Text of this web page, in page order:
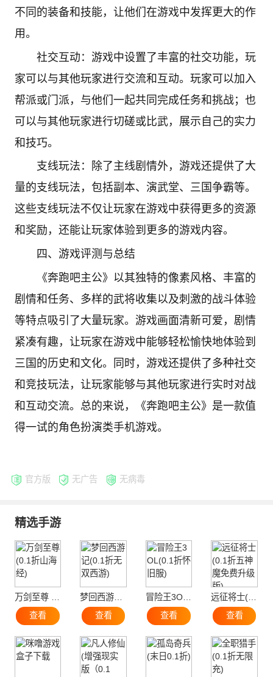
不同的装备和技能，让他们在游戏中发挥更大的作
用。
社交互动：游戏中设置了丰富的社交功能，玩
家可以与其他玩家进行交流和互动。玩家可以加入
帮派或门派，与他们一起共同完成任务和挑战；也
可以与其他玩家进行切磋或比武，展示自己的实力
和技巧。
支线玩法：除了主线剧情外，游戏还提供了大
量的支线玩法，包括副本、演武堂、三国争霸等。
这些支线玩法不仅让玩家在游戏中获得更多的资源
和奖励，还能让玩家体验到更多的游戏内容。
四、游戏评测与总结
《奔跑吧主公》以其独特的像素风格、丰富的
剧情和任务、多样的武将收集以及刺激的战斗体验
等特点吸引了大量玩家。游戏画面清新可爱，剧情
紧凑有趣，让玩家在游戏中能够轻松愉快地体验到
三国的历史和文化。同时，游戏还提供了多种社交
和竞技玩法，让玩家能够与其他玩家进行实时对战
和互动交流。总的来说，《奔跑吧主公》是一款值
得一试的角色扮演类手机游戏。
官方版 无广告 无病毒
精选手游
查看
查看
冒险王3OL(0.1折怀旧服)
查看
查看